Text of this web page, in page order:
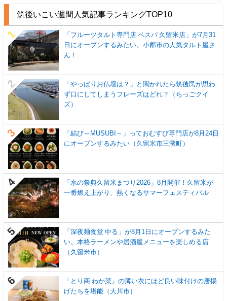
筑後いこい週間人気記事ランキングTOP10
「フルーツタルト専門店 ベスパ 久留米店」が7月31
日にオープンするみたい。小郡市の人気タルト屋さ
ん！
「やっぱりお仏壇は？」と聞かれたら筑後民が思わ
ず口にしてしまうフレーズはどれ？（ちっごクイ
ズ）
「結び～MUSUBI～」っておむすび専門店が8月24日
にオープンするみたい（久留米市三潴町）
「水の祭典久留米まつり2026」8月開催！久留米が
一番燃え上がり、熱くなるサマーフェスティバル
「深夜麺食堂 中る」が8月1日にオープンするみた
い。本格ラーメンや居酒屋メニューを楽しめる店
（久留米市）
「とり商 わか菜」の薄い衣にほど良い味付けの唐揚
げたちを堪能（大川市）